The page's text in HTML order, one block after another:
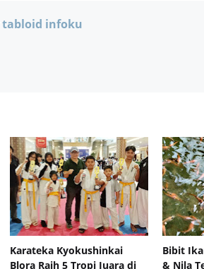
tabloid infoku
Karateka Kyokushinkai
Blora Raih 5 Tropi Juara di
Bibit
& Nila